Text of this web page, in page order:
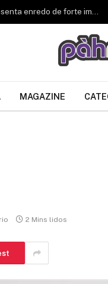
Renascer de Jacarepaguá celebra 34 anos e apresenta enredo de forte impacto para o Carnaval 2027
MAGAZINE
2 Mins lidos